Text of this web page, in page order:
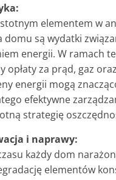
elementem w
domu są wydatki
energii. W ramach
opłaty za prąd, gaz
energii mogą
efektywne
strategię
i naprawy:
każdy dom
elementów